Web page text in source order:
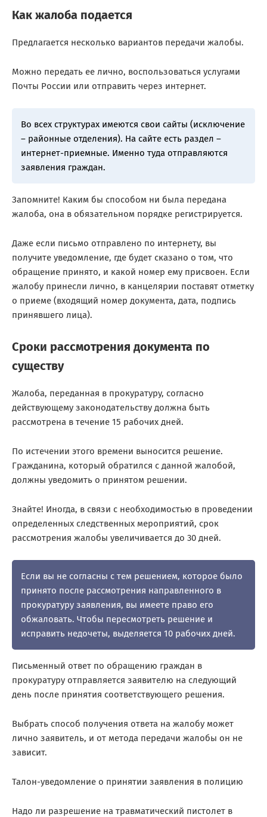
Как жалоба подается
Предлагается несколько вариантов передачи жалобы.
Можно передать ее лично, воспользоваться услугами
Почты России или отправить через интернет.
Во всех структурах имеются свои сайты (исключение
– районные отделения). На сайте есть раздел –
интернет-приемные. Именно туда отправляются
заявления граждан.
Запомните! Каким бы способом ни была передана
жалоба, она в обязательном порядке регистрируется.
Даже если письмо отправлено по интернету, вы
получите уведомление, где будет сказано о том, что
обращение принято, и какой номер ему присвоен. Если
жалобу принесли лично, в канцелярии поставят отметку
о приеме (входящий номер документа, дата, подпись
принявшего лица).
Сроки рассмотрения документа по
существу
Жалоба, переданная в прокуратуру, согласно
действующему законодательству должна быть
рассмотрена в течение 15 рабочих дней.
По истечении этого времени выносится решение.
Гражданина, который обратился с данной жалобой,
должны уведомить о принятом решении.
Знайте! Иногда, в связи с необходимостью в проведении
определенных следственных мероприятий, срок
рассмотрения жалобы увеличивается до 30 дней.
Если вы не согласны с тем решением, которое было
принято после рассмотрения направленного в
прокуратуру заявления, вы имеете право его
обжаловать. Чтобы пересмотреть решение и
исправить недочеты, выделяется 10 рабочих дней.
Письменный ответ по обращению граждан в
прокуратуру отправляется заявителю на следующий
день после принятия соответствующего решения.
Выбрать способ получения ответа на жалобу может
лично заявитель, и от метода передачи жалобы он не
зависит.
Талон-уведомление о принятии заявления в полицию
Надо ли разрешение на травматический пистолет в